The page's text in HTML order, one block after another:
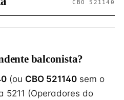
CBO 521140
balconista?
(ou CBO 521140 sem o
5211 (Operadores do